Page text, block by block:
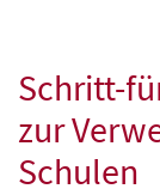
Schritt-
zur
Schulen